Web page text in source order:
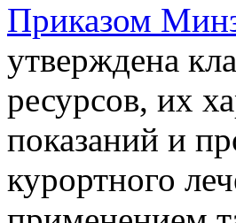
Приказом
утверждена
ресурсов, их
показаний и
курортного